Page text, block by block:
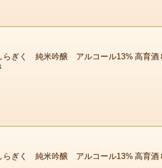
らぎく 純米吟醸 アルコール13% 高
らぎく 純米吟醸 アルコール13% 高